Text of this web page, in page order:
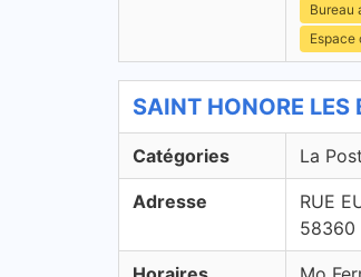
Bureau
SAINT HONORE
Catégories La
Adresse
RUE
58360